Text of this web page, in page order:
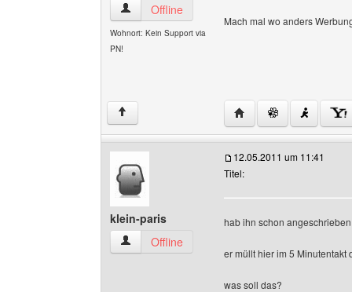
turbopage Benutzer-Profile anzeigen
Offline
Wohnort: Kein Support via
PN!
Mach mal wo anders
↑ Website dieses
klein-paris
klein-paris Benutzer-Profile anzeigen
Offline
12.05.2011 um 11:41
Titel:
hab ihn schon angeschrieben
er müllt hier im 5
was soll das?